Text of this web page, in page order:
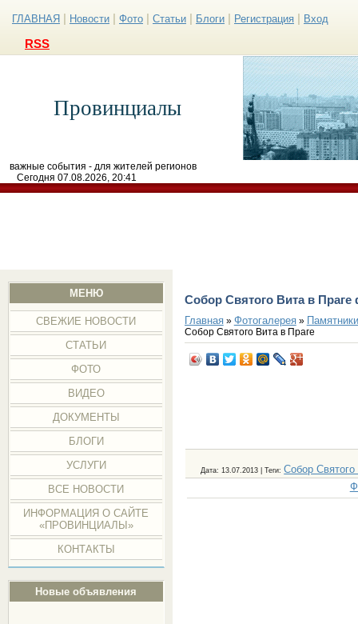
ГЛАВНАЯ Новости Фото Статьи Блоги Регистрация Вход
RSS
Провинциалы
важные события - для жителей регионов
Сегодня 07.08.2026, 20:41
МЕНЮ
СВЕЖИЕ НОВОСТИ
СТАТЬИ
ФОТО
ВИДЕО
ДОКУМЕНТЫ
БЛОГИ
УСЛУГИ
ВСЕ НОВОСТИ
ИНФОРМАЦИЯ О САЙТЕ
«ПРОВИНЦИАЛЫ»
КОНТАКТЫ
Новые объявления
Собор Святого Вита в Праге
Главная» Фотогалерея»
Собор Святого Вита в Праге
Дата: 13.07.2013 |Теги:Собор Святого